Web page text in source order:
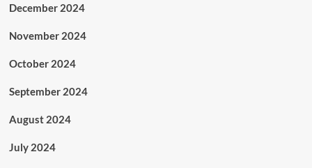
December 2024
November 2024
October 2024
September 2024
August 2024
July 2024